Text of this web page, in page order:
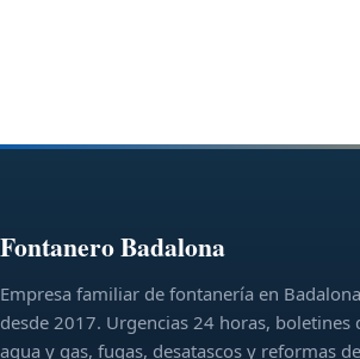
Fontanero Badalona
Empresa familiar de fontanería en Badalona
desde 2017. Urgencias 24 horas, boletines
agua y gas, fugas, desatascos y reformas de